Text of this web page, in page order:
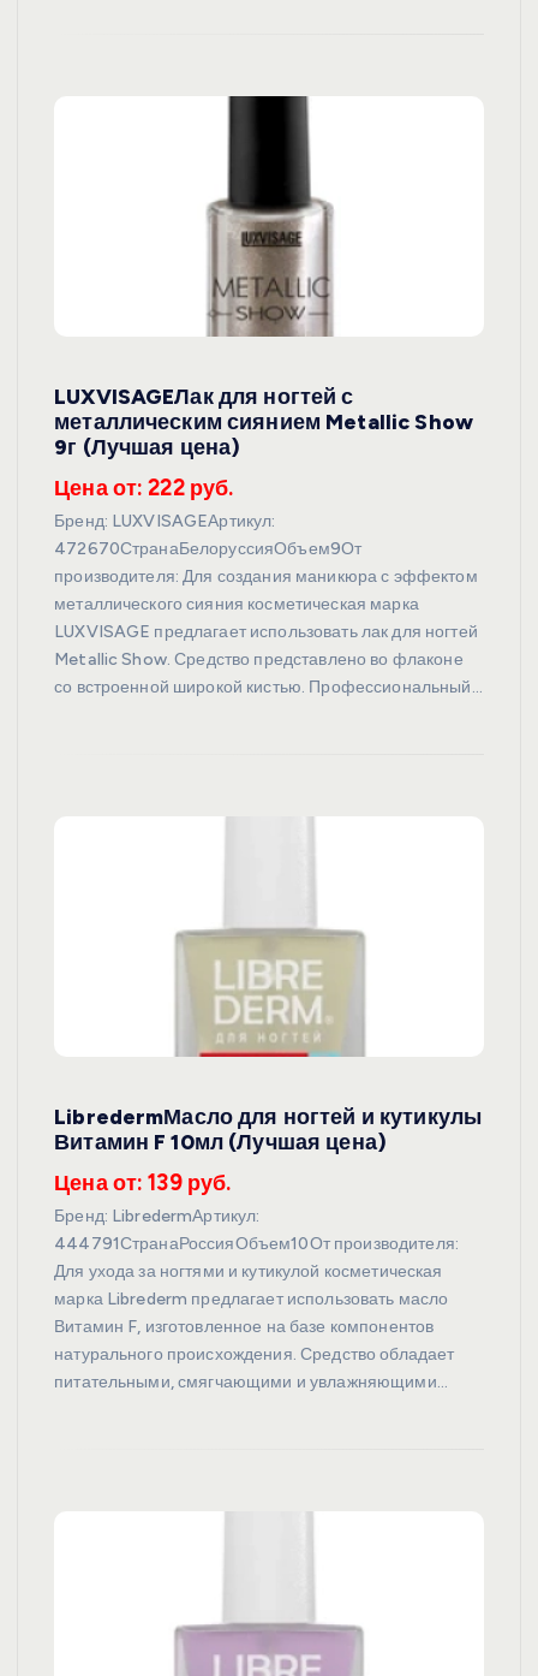
LUXVISAGEЛак для ногтей с
металлическим сиянием Metallic Show
9г (Лучшая цена)
Цена от: 222 руб.
Бренд: LUXVISAGEАртикул:
472670СтранаБелоруссияОбъем9От
производителя: Для создания маникюра с эффектом
металлического сияния косметическая марка
LUXVISAGE предлагает использовать лак для ногтей
Metallic Show. Средство представлено во флаконе
со встроенной широкой кистью. Профессиональный…
LibredermМасло для ногтей и кутикулы
Витамин F 10мл (Лучшая цена)
Цена от: 139 руб.
Бренд: LibredermАртикул:
444791СтранаРоссияОбъем10От производителя:
Для ухода за ногтями и кутикулой косметическая
марка Librederm предлагает использовать масло
Витамин F, изготовленное на базе компонентов
натурального происхождения. Средство обладает
питательными, смягчающими и увлажняющими…